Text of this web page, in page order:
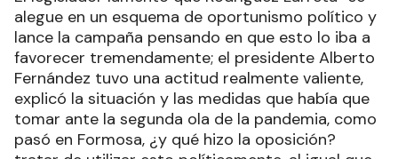
alegue en un esquema de oportunismo político y
lance la campaña pensando en que esto lo iba a
favorecer tremendamente; el presidente Alberto
Fernández tuvo una actitud realmente valiente,
explicó la situación y las medidas que había que
tomar ante la segunda ola de la pandemia, como
pasó en Formosa, ¿y qué hizo la oposición?